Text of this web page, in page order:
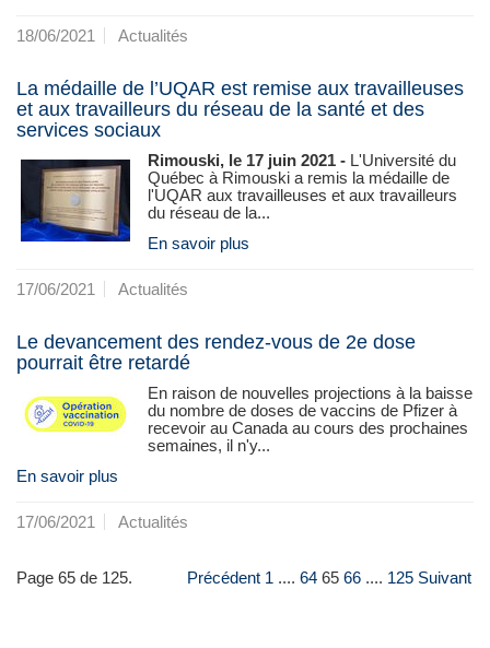
18/06/2021 Actualités
La médaille de l’UQAR est remise aux travailleuses
et aux travailleurs du réseau de la santé et des
services sociaux
Rimouski, le 17 juin 2021 - L'Université du
Québec à Rimouski a remis la médaille de
l'UQAR aux travailleuses et aux travailleurs
du réseau de la...
En savoir plus
17/06/2021 Actualités
Le devancement des rendez-vous de 2e dose
pourrait être retardé
En raison de nouvelles projections à la baisse
du nombre de doses de vaccins de Pfizer à
recevoir au Canada au cours des prochaines
semaines, il n'y...
En savoir plus
17/06/2021 Actualités
Page 65 de 125. Précédent 1 .... 64 65 66 .... 125 Suivant